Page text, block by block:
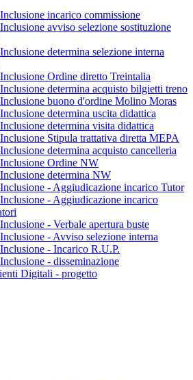
incarico commissione
avviso selezione sostituzione
determina selezione interna
Ordine diretto Treintalia
determina acquisto bilgietti treno
buono d'ordine Molino Moras
determina uscita didattica
determina visita didattica
Stipula trattativa diretta MEPA
determina acquisto cancelleria
Ordine NW
determina NW
- Aggiudicazione incarico Tutor
- Aggiudicazione incarico
- Verbale apertura buste
- Avviso selezione interna
- Incarico R.U.P.
- disseminazione
Digitali - progetto